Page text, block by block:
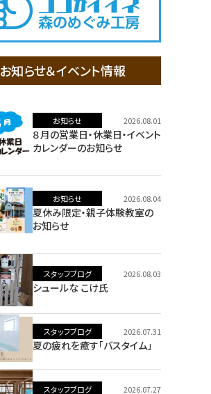
お知らせ＆イベント情報
お知らせ 2026.08.01
８月の営業日・休業日・イベント
カレンダーのお知らせ
お知らせ 2026.08.04
夏休み限定・親子体験教室の
お知らせ
スタッフブログ 2026.08.03
シュールな こけ氏
スタッフブログ 2026.07.31
夏の疲れを癒す「バスタイム」
スタッフブログ 2026.07.27